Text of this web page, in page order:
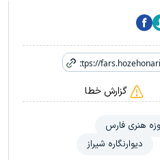
گزارش خطا
هنری فارس
دیوارنگاره شیراز